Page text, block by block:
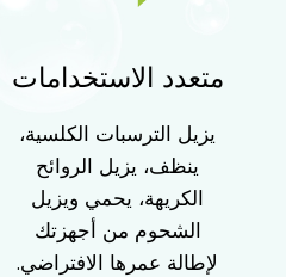
متعدد الاستخدامات
يزيل الترسبات الكلسية،
ينظف، يزيل الروائح
الكريهة، يحمي ويزيل
الشحوم من أجهزتك
لإطالة عمرها الافتراضي.